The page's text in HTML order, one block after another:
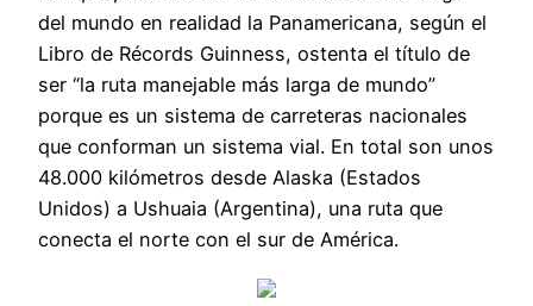
del mundo en realidad la Panamericana, según el
Libro de Récords Guinness, ostenta el título de
ser “la ruta manejable más larga de mundo”
porque es un sistema de carreteras nacionales
que conforman un sistema vial. En total son unos
48.000 kilómetros desde Alaska (Estados
Unidos) a Ushuaia (Argentina), una ruta que
conecta el norte con el sur de América.